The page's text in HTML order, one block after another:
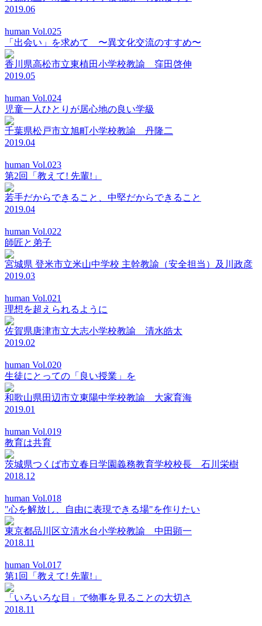
2019.06
human Vol.025
「出会い」を求めて 〜異文化交流のすすめ〜
香川県高松市立東植田小学校教諭 窪田啓伸
2019.05
human Vol.024
児童一人ひとりが居心地の良い学級
千葉県松戸市立旭町小学校教諭 丹隆二
2019.04
human Vol.023
第2回「教えて! 先輩!」
若手だからできること、中堅だからできること
2019.04
human Vol.022
師匠と弟子
宮城県 登米市立米山中学校 主幹教諭（安全担当）及川政彦
2019.03
human Vol.021
理想を超えられるように
佐賀県唐津市立大志小学校教諭 清水皓太
2019.02
human Vol.020
生徒にとっての「良い授業」を
和歌山県田辺市立東陽中学校教諭 大家育海
2019.01
human Vol.019
教育は共育
茨城県つくば市立春日学園義務教育学校校長 石川栄樹
2018.12
human Vol.018
"心を解放し、自由に表現できる場"を作りたい
東京都品川区立清水台小学校教諭 中田顕一
2018.11
human Vol.017
第1回「教えて! 先輩!」
「いろいろな目」で物事を見ることの大切さ
2018.11